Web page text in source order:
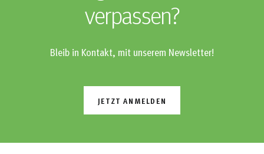
verpassen?
Bleib in Kontakt, mit unserem Newsletter!
JETZT ANMELDEN